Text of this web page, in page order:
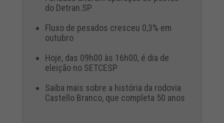
do Detran.SP
Fluxo de pesados cresceu 0,3% em
outubro
Hoje, das 09h00 às 16h00, é dia de
eleição no SETCESP
Saiba mais sobre a história da rodovia
Castello Branco, que completa 50 anos